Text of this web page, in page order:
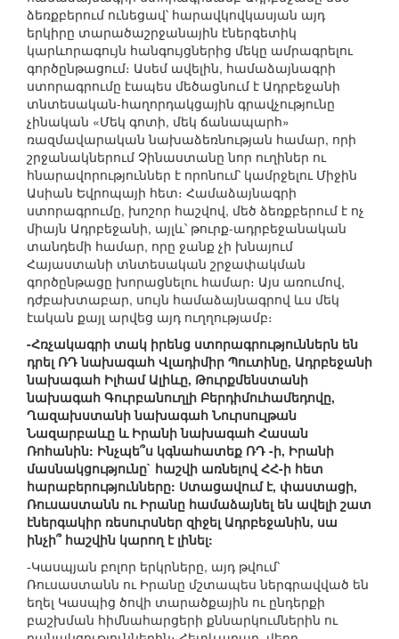
ձեռքբերում ունեցավ՝ հարավկովկասյան այդ
երկիրը տարածաշրջանային էներգետիկ
կարևորագույն հանգույցներից մեկը ամրագրելու
գործընթացում։ Ասեմ ավելին, համաձայնագրի
ստորագրումը էապես մեծացնում է Ադրբեջանի
տնտեսական-հաղորդակցային գրավչությունը
չինական «Մեկ գոտի, մեկ ճանապարհ»
ռազմավարական նախաձեռնության համար, որի
շրջանակներում Չինաստանը նոր ուղիներ ու
հնարավորություններ է որոնում՝ կամրջելու Միջին
Ասիան Եվրոպայի հետ։ Համաձայնագրի
ստորագրումը, խոշոր հաշվով, մեծ ձեռքբերում է ոչ
միայն Ադրբեջանի, այլև՝ թուրք-ադրբեջանական
տանդեմի համար, որը ջանք չի խնայում
Հայաստանի տնտեսական շրջափակման
գործընթացը խորացնելու համար։ Այս առումով,
դժբախտաբար, սույն համաձայնագրով ևս մեկ
էական քայլ արվեց այդ ուղղությամբ։
-Հռչակագրի տակ իրենց ստորագրություններն են
դրել ՌԴ նախագահ Վլադիմիր Պուտինը, Ադրբեջանի
նախագահ Իլհամ Ալիևը, Թուրքմենստանի
նախագահ Գուրբանուղլի Բերդիմուհամեդովը,
Ղազախստանի նախագահ Նուրսուլթան
Նազարբաևը և Իրանի նախագահ Հասան
Ռոհանին: Ինչպե՞ս կգնահատեք ՌԴ -ի, Իրանի
մասնակցությունը` հաշվի առնելով ՀՀ-ի հետ
հարաբերությունները: Ստացավում է, փաստացի,
Ռուսաստանն ու Իրանը համաձայնել են ավելի շատ
էներգակիր ռեսուրսներ զիջել Ադրբեջանին, սա
ինչի՞ հաշվին կարող է լինել:
-Կասպյան բոլոր երկրները, այդ թվում՝
Ռուսաստանն ու Իրանը մշտապես ներգրավված են
եղել Կասպից ծովի տարածքային ու ընդերքի
բաշխման հիմնահարցերի քննարկումներին ու